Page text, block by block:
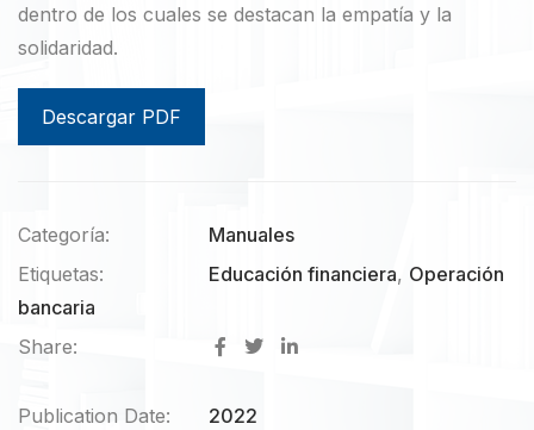
dentro de los cuales se destacan la empatía y la
solidaridad.
Descargar PDF
Categoría:
Manuales
Etiquetas:
Educación financiera, Operación
bancaria
Share:
Publication Date:
2022